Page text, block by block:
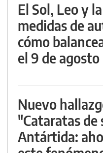
El Sol, Leo y
medidas de
cómo
el 9 de agosto
Nuevo
"Cataratas de
Antártida: